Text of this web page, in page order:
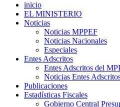
inicio
EL MINISTERIO
Noticias
Noticias MPPEF
Noticias Nacionales
Especiales
Entes Adscritos
Entes Adscritos del
Noticias Entes
Publicaciones
Estadísticas Fiscales
Gobierno Central